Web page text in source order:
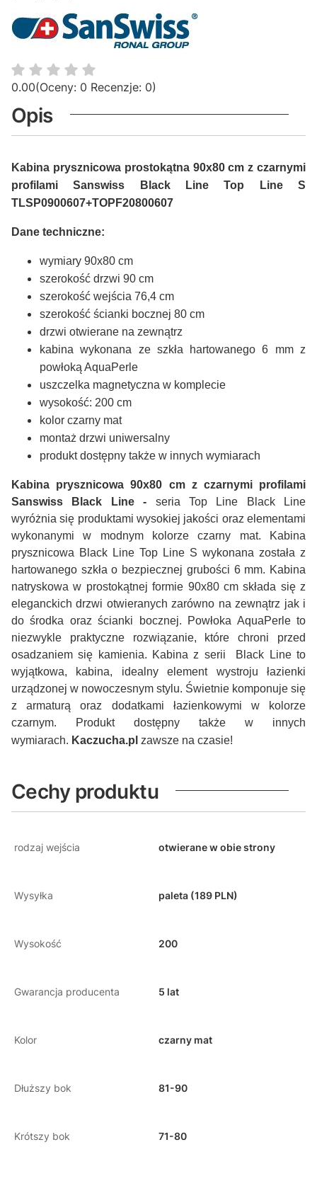
0.00(Oceny: 0 Recenzje: 0)
Opis
Kabina prysznicowa prostokątna 90x80 cm z czarnymi
profilami Sanswiss Black Line Top Line S
TLSP0900607+TOPF20800607
Dane techniczne:
wymiary 90x80 cm
szerokość drzwi 90 cm
szerokość wejścia 76,4 cm
szerokość ścianki bocznej 80 cm
drzwi otwierane na zewnątrz
kabina wykonana ze szkła hartowanego 6 mm z
powłoką AquaPerle
uszczelka magnetyczna w komplecie
wysokość: 200 cm
kolor czarny mat
montaż drzwi uniwersalny
produkt dostępny także w innych wymiarach
Kabina prysznicowa 90x80 cm z czarnymi profilami
Sanswiss Black Line - seria Top Line Black Line
wyróżnia się produktami wysokiej jakości oraz elementami
wykonanymi w modnym kolorze czarny mat. Kabina
prysznicowa Black Line Top Line S wykonana została z
hartowanego szkła o bezpiecznej grubości 6 mm. Kabina
natryskowa w prostokątnej formie 90x80 cm składa się z
eleganckich drzwi otwieranych zarówno na zewnątrz jak i
do środka oraz ścianki bocznej. Powłoka AquaPerle to
niezwykle praktyczne rozwiązanie, które chroni przed
osadzaniem się kamienia. Kabina z serii Black Line to
wyjątkowa, kabina, idealny element wystroju łazienki
urządzonej w nowoczesnym stylu. Świetnie komponuje się
z armaturą oraz dodatkami łazienkowymi w kolorze
czarnym.
Produkt dostępny także w innych
wymiarach. Kaczucha.pl zawsze na czasie!
Cechy produktu
rodzaj wejścia otwierane w obie strony
Wysyłka paleta (189 PLN)
Wysokość 200
Gwarancja producenta 5 lat
Kolor czarny mat
Dłuższy bok 81-90
Krótszy bok 71-80